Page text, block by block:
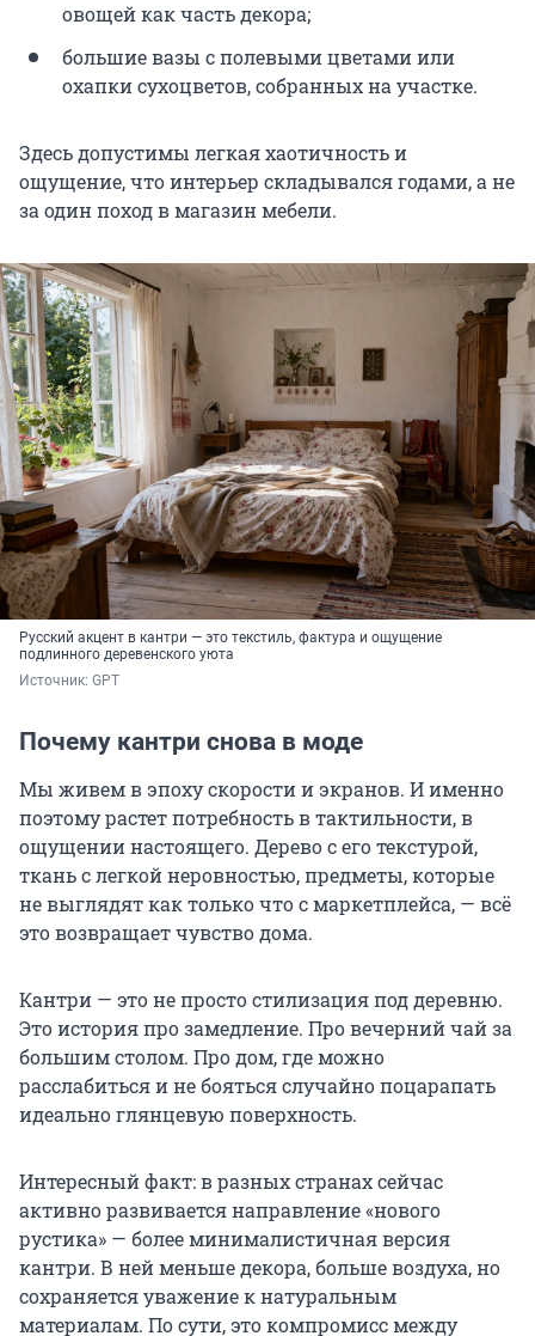
овощей как часть декора;
большие вазы с полевыми цветами или
охапки сухоцветов, собранных на участке.
Здесь допустимы легкая хаотичность и
ощущение, что интерьер складывался годами, а не
за один поход в магазин мебели.
Русский акцент в кантри — это текстиль, фактура и ощущение
подлинного деревенского уюта
Источник: GPT
Почему кантри снова в моде
Мы живем в эпоху скорости и экранов. И именно
поэтому растет потребность в тактильности, в
ощущении настоящего. Дерево с его текстурой,
ткань с легкой неровностью, предметы, которые
не выглядят как только что с маркетплейса, — всё
это возвращает чувство дома.
Кантри — это не просто стилизация под деревню.
Это история про замедление. Про вечерний чай за
большим столом. Про дом, где можно
расслабиться и не бояться случайно поцарапать
идеально глянцевую поверхность.
Интересный факт: в разных странах сейчас
активно развивается направление «нового
рустика» — более минималистичная версия
кантри. В ней меньше декора, больше воздуха, но
сохраняется уважение к натуральным
материалам. По сути, это компромисс между